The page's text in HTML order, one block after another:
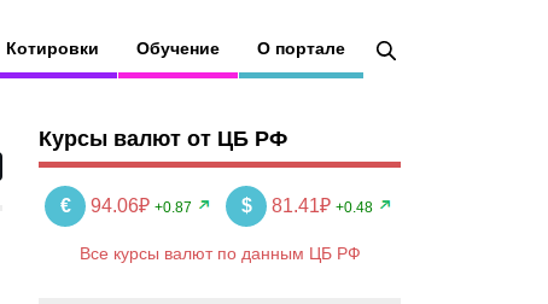
Котировки Обучение О портале
Курсы валют от ЦБ РФ
€ 94.06₽ +0.87 $ 81.41₽ +0.48
Все курсы валют по данным ЦБ РФ